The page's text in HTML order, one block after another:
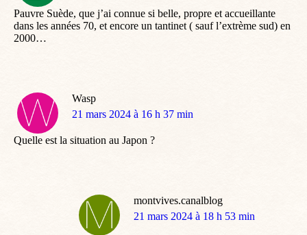
Pauvre Suède, que j’ai connue si belle, propre et accueillante
dans les années 70, et encore un tantinet ( sauf l’extrème sud) en
2000…
Wasp
dit
21 mars 2024 à 16 h 37 min
Quelle est la situation au Japon ?
montvives.canalblog
dit
21 mars 2024 à 18 h 53 min